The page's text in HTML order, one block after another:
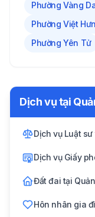
Dịch vụ tại
Dịch vụ Luật sư
Dịch vụ Giấy
Đất đai tại
Hôn nhân gia
Phường Vàng
Phường Việt
Phường Yên Tử